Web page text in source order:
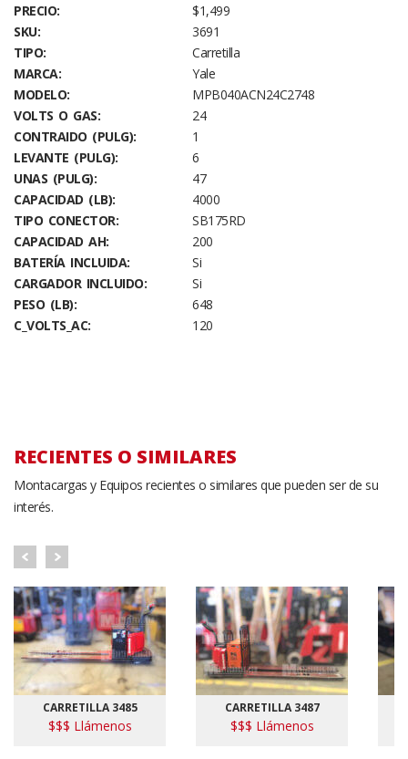
PRECIO:
$1,499
SKU:
3691
TIPO:
Carretilla
MARCA:
Yale
MODELO:
MPB040ACN24C2748
VOLTS O GAS:
24
CONTRAIDO (PULG):
1
LEVANTE (PULG):
6
UNAS (PULG):
47
CAPACIDAD (LB):
4000
TIPO CONECTOR:
SB175RD
CAPACIDAD AH:
200
BATERÍA INCLUIDA:
Si
CARGADOR INCLUIDO:
Si
PESO (LB):
648
C_VOLTS_AC:
120
RECIENTES O SIMILARES
Montacargas y Equipos recientes o similares que pueden ser de su
interés.
CARRETILLA 3485
$$$ Llámenos
CARRETILLA 3487
$$$ Llámenos